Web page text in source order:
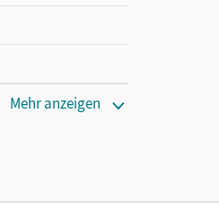
Mehr anzeigen